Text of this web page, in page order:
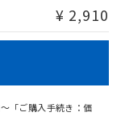
¥ 2,910
「ご購入手続き：価